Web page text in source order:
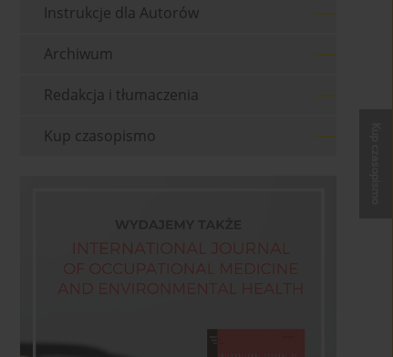
Instrukcje dla Autorów
Archiwum
Redakcja i tłumaczenia
Kup czasopismo